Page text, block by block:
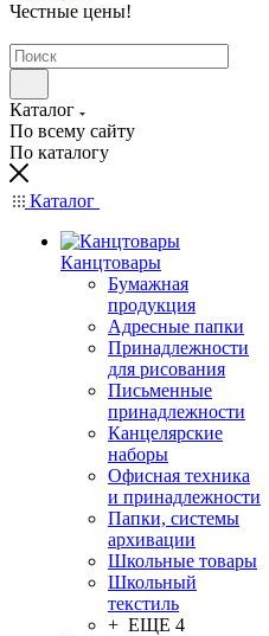
Честные цены!
Каталог
По всему сайту
По каталогу
Каталог
Канцтовары
Бумажная
продукция
Адресные папки
Принадлежности
для рисования
Письменные
принадлежности
Канцелярские
наборы
Офисная техника
и принадлежности
Папки, системы
архивации
Школьные товары
Школьный
текстиль
+ ЕЩЕ 4